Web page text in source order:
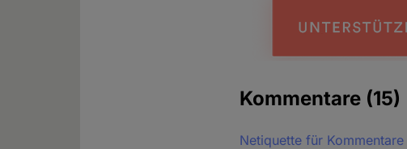
Kommentare (15)
Netiquette für Kommentare